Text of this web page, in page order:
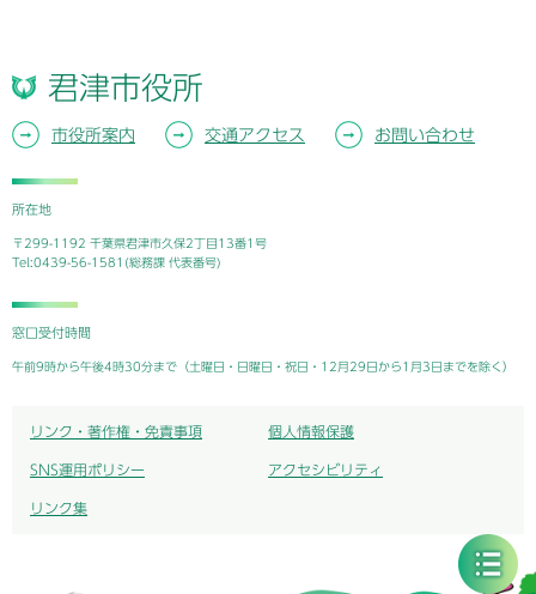
君津市役所
市役所案内 交通アクセス お問い合わせ
所在地
〒299-1192 千葉県君津市久保2丁目13番1号
Tel:0439-56-1581(総務課 代表番号)
窓口受付時間
午前9時から午後4時30分まで（土曜日・日曜日・祝日・12月29日から1月3日までを除く）
リンク・著作権・免責事項 個人情報保護
SNS運用ポリシー アクセシビリティ
リンク集